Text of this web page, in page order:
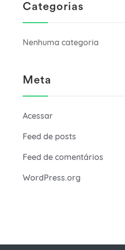
Categorias
Nenhuma categoria
Meta
Acessar
Feed de posts
Feed de comentários
WordPress.org